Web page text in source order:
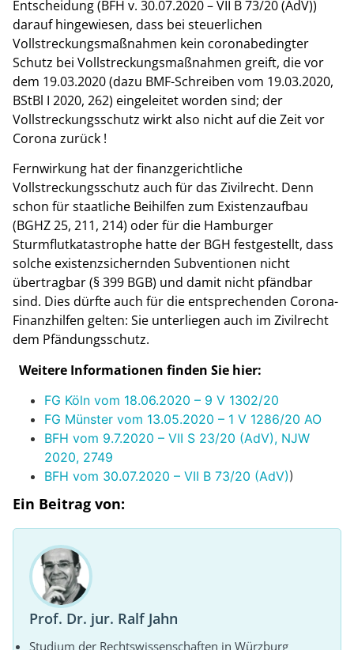
Entscheidung (BFH v. 30.07.2020 – VII B 73/20 (AdV))
darauf hingewiesen, dass bei steuerlichen
Vollstreckungsmaßnahmen kein coronabedingter
Schutz bei Vollstreckungsmaßnahmen greift, die vor
dem 19.03.2020 (dazu BMF-Schreiben vom 19.03.2020,
BStBl I 2020, 262) eingeleitet worden sind; der
Vollstreckungsschutz wirkt also nicht auf die Zeit vor
Corona zurück !
Fernwirkung hat der finanzgerichtliche
Vollstreckungsschutz auch für das Zivilrecht. Denn
schon für staatliche Beihilfen zum Existenzaufbau
(BGHZ 25, 211, 214) oder für die Hamburger
Sturmflutkatastrophe hatte der BGH festgestellt, dass
solche existenzsichernden Subventionen nicht
übertragbar (§ 399 BGB) und damit nicht pfändbar
sind. Dies dürfte auch für die entsprechenden Corona-
Finanzhilfen gelten: Sie unterliegen auch im Zivilrecht
dem Pfändungsschutz.
Weitere Informationen finden Sie hier:
FG Köln vom 18.06.2020 – 9 V 1302/20
FG Münster vom 13.05.2020 – 1 V 1286/20 AO
BFH vom 9.7.2020 – VII S 23/20 (AdV), NJW
2020, 2749
BFH vom 30.07.2020 – VII B 73/20 (AdV))
Ein Beitrag von:
Prof. Dr. jur. Ralf Jahn
Studium der Rechtswissenschaften in Würzburg